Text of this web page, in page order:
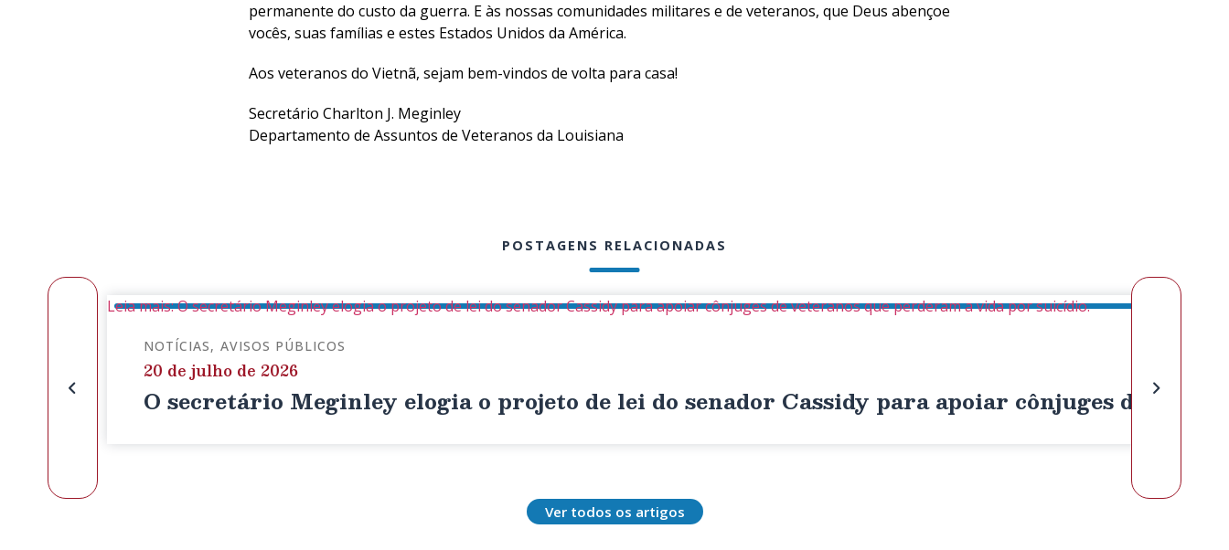
permanente do custo da guerra. E às nossas comunidades militares e de veteranos, que Deus abençoe
vocês, suas famílias e estes Estados Unidos da América.
Aos veteranos do Vietnã, sejam bem-vindos de volta para casa!
Secretário Charlton J. Meginley
Departamento de Assuntos de Veteranos da Louisiana
POSTAGENS RELACIONADAS
NOTÍCIAS AVISOS PÚBLICOS
20 de julho de 2026
O secretário Meginley elogia o projeto de lei do senador Cassidy para apoiar cônjuges de
Leia mais: O secretário Meginley elogia o projeto de lei do senador Cassidy para apoiar cônjuges de veteranos que perderam a vida por suicídio.
Ver todos os artigos